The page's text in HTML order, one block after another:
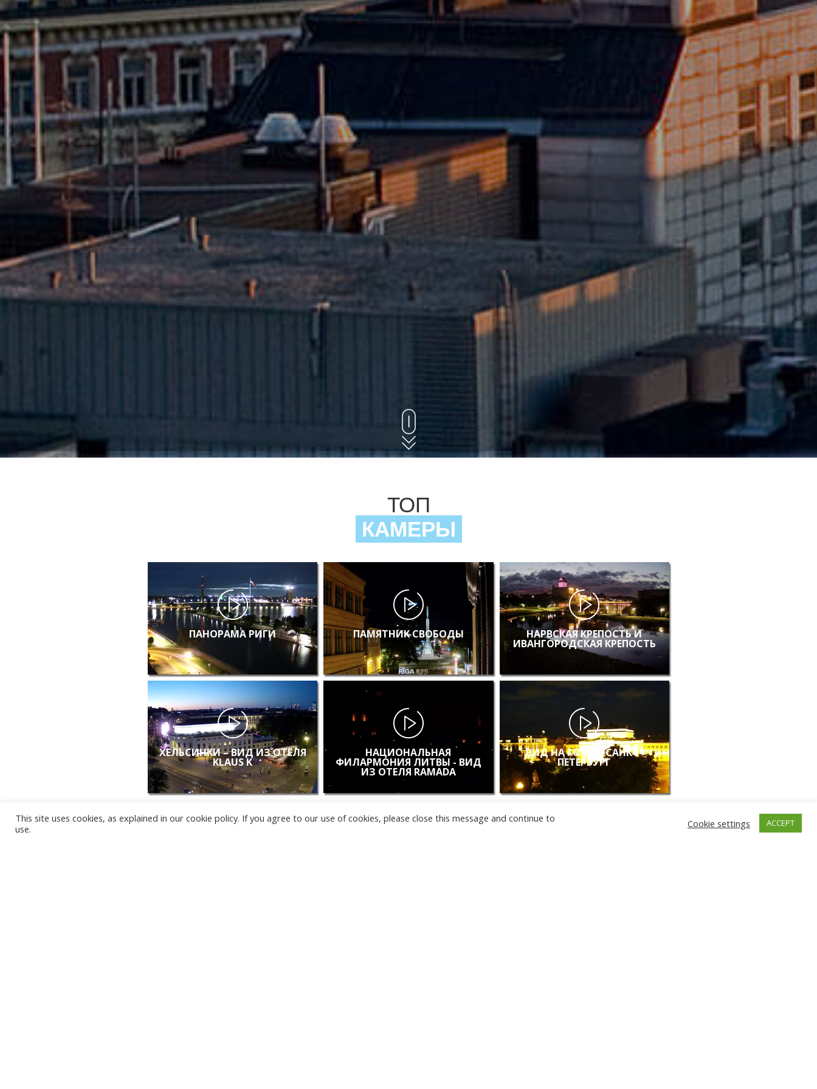
ТОП
КАМЕРЫ
ПАНОРАМА РИГИ ПАМЯТНИК СВОБОДЫ НАРВСКАЯ КРЕПОСТЬ И
ИВАНГОРОДСКАЯ КРЕПОСТЬ
ХЕЛЬСИНКИ – ВИД ИЗ ОТЕЛЯ
KLAUS K
НАЦИОНАЛЬНАЯ
ФИЛАРМОНИЯ ЛИТВЫ - ВИД
ИЗ ОТЕЛЯ RAMADA
ВИД НА ГОРОД САНКТ-
ПЕТЕРБУРГ
This site uses cookies, as explained in our cookie policy. If you agree to our use of cookies, please close this message and continue to
use.
Cookie settings ACCEPT